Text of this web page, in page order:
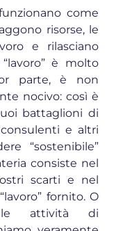
come
risorse, le
e rilasciano
è molto
parte, è non
nocivo: così è
battaglioni di
e altri
“sostenibile”
consiste nel
scarti e nel
fornito. O
le attività di